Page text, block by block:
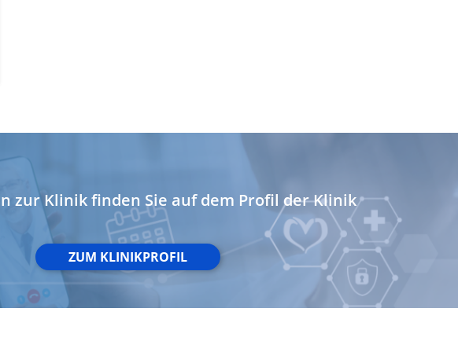
zur Klinik finden Sie auf dem Profil der Klinik
ZUM KLINIKPROFIL